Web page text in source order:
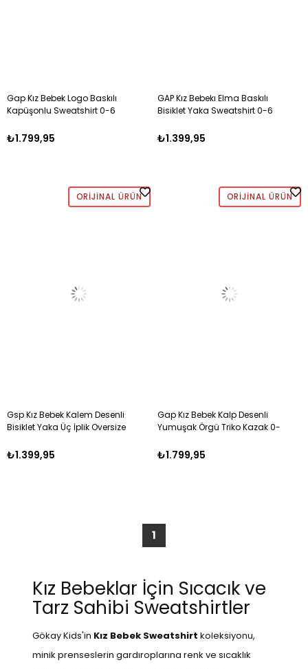
Gap Kız Bebek Logo Baskılı
Kapüşonlu Sweatshirt 0-6
₺1.799,95
GAP Kız Bebekı Elma Baskılı
Bisiklet Yaka Sweatshirt 0-6
₺1.399,95
ORIJINAL ÜRÜN
Gsp Kız Bebek Kalem Desenli
Bisiklet Yaka Üç İplik Oversize
₺1.399,95
ORIJINAL ÜRÜN
Gap Kız Bebek Kalp Desenli
Yumuşak Örgü Triko Kazak 0-
₺1.799,95
1
Kız Bebeklar İçin Sıcacık ve
Tarz Sahibi Sweatshirtler
Gökay Kids'in Kız Bebek Sweatshirt koleksiyonu,
minik prenseslerin gardıroplarına renk ve sıcaklık